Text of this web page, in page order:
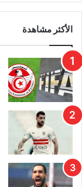
الأكثر مشاهدة